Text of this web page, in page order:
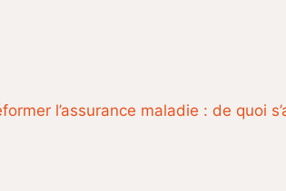
l’assurance maladie : de quoi